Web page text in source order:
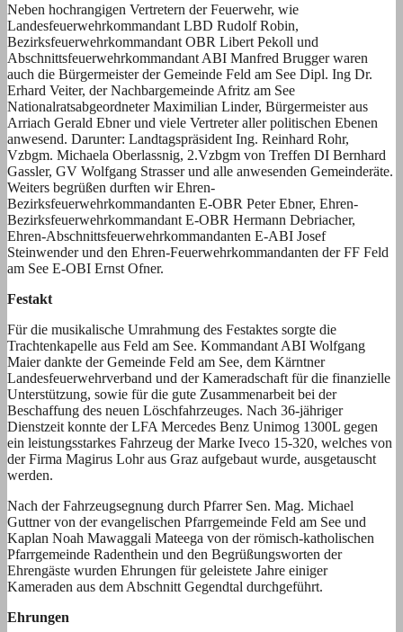
Neben hochrangigen Vertretern der Feuerwehr, wie
Landesfeuerwehrkommandant LBD Rudolf Robin,
Bezirksfeuerwehrkommandant OBR Libert Pekoll und
Abschnittsfeuerwehrkommandant ABI Manfred Brugger waren
auch die Bürgermeister der Gemeinde Feld am See Dipl. Ing Dr.
Erhard Veiter, der Nachbargemeinde Afritz am See
Nationalratsabgeordneter Maximilian Linder, Bürgermeister aus
Arriach Gerald Ebner und viele Vertreter aller politischen Ebenen
anwesend. Darunter: Landtagspräsident Ing. Reinhard Rohr,
Vzbgm. Michaela Oberlassnig, 2.Vzbgm von Treffen DI Bernhard
Gassler, GV Wolfgang Strasser und alle anwesenden Gemeinderäte.
Weiters begrüßen durften wir Ehren-
Bezirksfeuerwehrkommandanten E-OBR Peter Ebner, Ehren-
Bezirksfeuerwehrkommandant E-OBR Hermann Debriacher,
Ehren-Abschnittsfeuerwehrkommandanten E-ABI Josef
Steinwender und den Ehren-Feuerwehrkommandanten der FF Feld
am See E-OBI Ernst Ofner.
Festakt
Für die musikalische Umrahmung des Festaktes sorgte die
Trachtenkapelle aus Feld am See. Kommandant ABI Wolfgang
Maier dankte der Gemeinde Feld am See, dem Kärntner
Landesfeuerwehrverband und der Kameradschaft für die finanzielle
Unterstützung, sowie für die gute Zusammenarbeit bei der
Beschaffung des neuen Löschfahrzeuges. Nach 36-jähriger
Dienstzeit konnte der LFA Mercedes Benz Unimog 1300L gegen
ein leistungsstarkes Fahrzeug der Marke Iveco 15-320, welches von
der Firma Magirus Lohr aus Graz aufgebaut wurde, ausgetauscht
werden.
Nach der Fahrzeugsegnung durch Pfarrer Sen. Mag. Michael
Guttner von der evangelischen Pfarrgemeinde Feld am See und
Kaplan Noah Mawaggali Mateega von der römisch-katholischen
Pfarrgemeinde Radenthein und den Begrüßungsworten der
Ehrengäste wurden Ehrungen für geleistete Jahre einiger
Kameraden aus dem Abschnitt Gegendtal durchgeführt.
Ehrungen